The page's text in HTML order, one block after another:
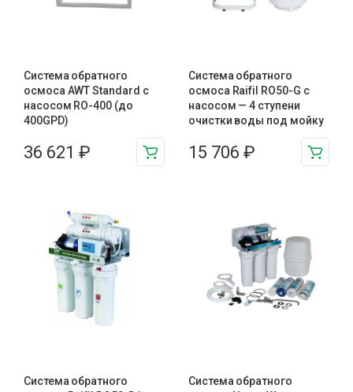
Система обратного
осмоса AWT Standard с
насосом RO-400 (до
400GPD)
36 621 ₽
Система обратного
осмоса Raifil RO50-G с
насосом — 4 ступени
очистки воды под мойку
15 706 ₽
Система обратного
Система обратного